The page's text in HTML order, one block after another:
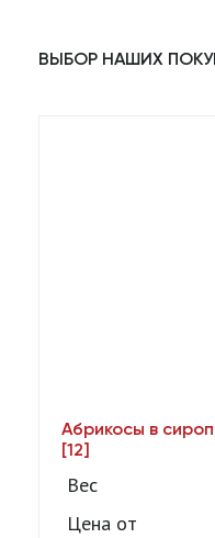
ВЫБОР НАШИХ
Абрикосы в
[12]
Вес
Цена от